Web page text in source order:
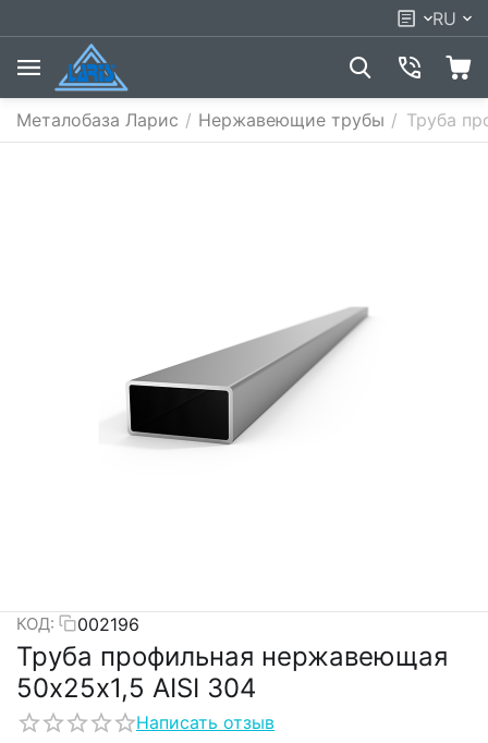
RU
Металобаза Ларис / Нержавеющие трубы / Труба
КОД: 002196
Труба профильная нержавеющая
50х25х1,5 AISI 304
Написать отзыв